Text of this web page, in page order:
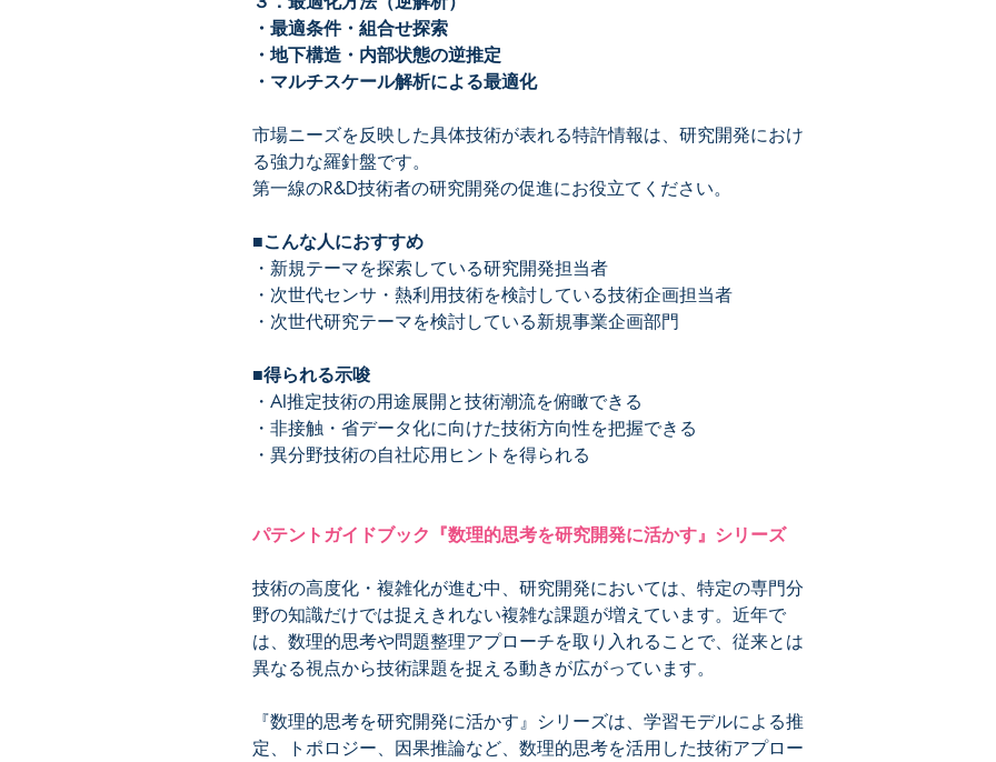
・最適条件・組合せ探索
・地下構造・内部状態の逆推定
・マルチスケール解析による最適化
市場ニーズを反映した具体技術が表れる特許情報は、研究開発におけ
る強力な羅針盤です。
第一線のR&D技術者の研究開発の促進にお役立てください。
■こんな人におすすめ
・新規テーマを探索している研究開発担当者
・次世代センサ・熱利用技術を検討している技術企画担当者
・次世代研究テーマを検討している新規事業企画部門
■得られる示唆
・AI推定技術の用途展開と技術潮流を俯瞰できる
・非接触・省データ化に向けた技術方向性を把握できる
・異分野技術の自社応用ヒントを得られる
パテントガイドブック『数理的思考を研究開発に活かす』シリーズ
技術の高度化・複雑化が進む中、研究開発においては、特定の専門分
野の知識だけでは捉えきれない複雑な課題が増えています。近年で
は、数理的思考や問題整理アプローチを取り入れることで、従来とは
異なる視点から技術課題を捉える動きが広がっています。
『数理的思考を研究開発に活かす』シリーズは、学習モデルによる推
定、トポロジー、因果推論など、数理的思考を活用した技術アプロー